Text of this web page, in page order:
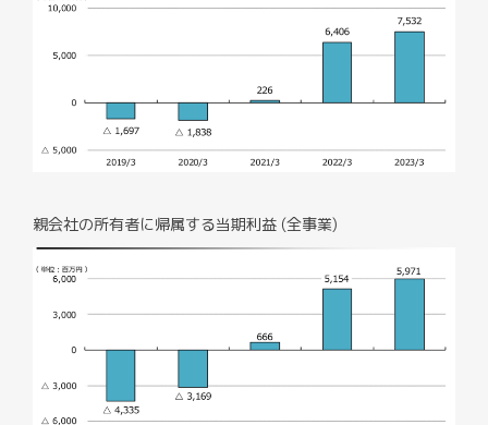
親会社の所有者に帰属する当期利益 (全事業)